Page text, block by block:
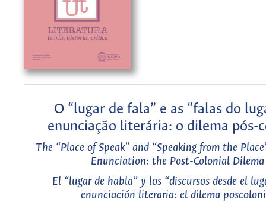
O “lugar de fala” e as “falas do
enunciação literária: o dilema pós-
The “Place of Speak” and “Speaking from the
Enunciation: the Post-Colonial Dilema
El “lugar de habla” y los “discursos desde el
enunciación literaria: el dilema